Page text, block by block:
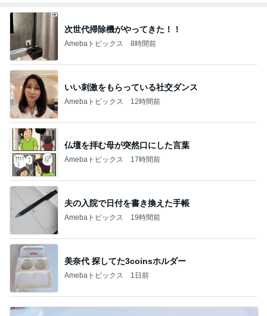
次世代掃除機がやってきた！！
Amebaトピックス 8時間前
いい刺激をもらっている社交ダンス
Amebaトピックス 12時間前
仏壇を拝む母が突然口にした言葉
Amebaトピックス 17時間前
夫の入院で日付を書き換えた手帳
Amebaトピックス 19時間前
美奈代 探してた3coinsホルダー
Amebaトピックス 1日前